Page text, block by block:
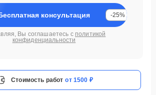
консультация -25%
Вы соглашаетесь с политикой
конфиденциальности
Стоимость работ от 1500 ₽